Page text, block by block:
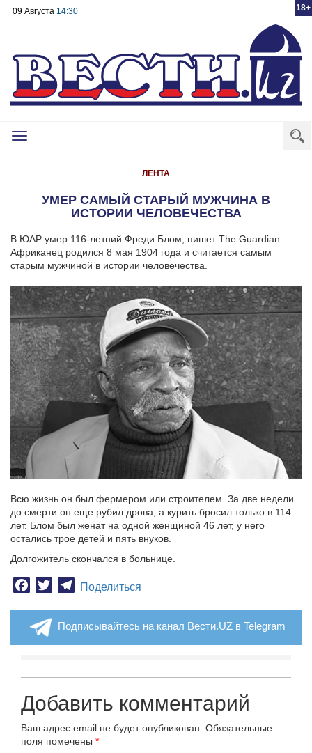
18+
09 Августа 14:30
Toggle
ЛЕНТА
УМЕР САМЫЙ СТАРЫЙ МУЖЧИНА В
ИСТОРИИ ЧЕЛОВЕЧЕСТВА
В ЮАР умер 116-летний Фреди Блом, пишет The Guardian.
Африканец родился 8 мая 1904 года и считается самым
старым мужчиной в истории человечества.
Всю жизнь он был фермером или строителем. За две недели
до смерти он еще рубил дрова, а курить бросил только в 114
лет. Блом был женат на одной женщиной 46 лет, у него
остались трое детей и пять внуков.
Долгожитель скончался в больнице.
Facebook
TwitterTelegram
Поделиться
Подписывайтесь на канал Вести.UZ в Telegram
Добавить комментарий
Ваш адрес email не будет опубликован. Обязательные
поля помечены *